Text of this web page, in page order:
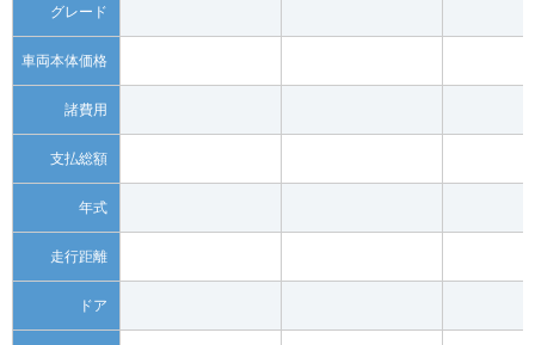
グレード
車両本体価格
諸費用
支払総額
年式
走行距離
ドア